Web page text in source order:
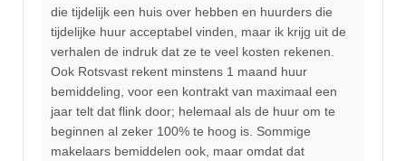
die tijdelijk een huis over hebben en huurders die
tijdelijke huur acceptabel vinden, maar ik krijg uit de
verhalen de indruk dat ze te veel kosten rekenen.
Ook Rotsvast rekent minstens 1 maand huur
bemiddeling, voor een kontrakt van maximaal een
jaar telt dat flink door; helemaal als de huur om te
beginnen al zeker 100% te hoog is. Sommige
makelaars bemiddelen ook, maar omdat dat